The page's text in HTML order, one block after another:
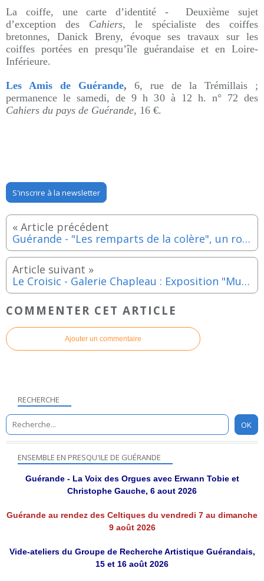
La coiffe, une carte d’identité - Deuxième sujet
d’exception des Cahiers, le spécialiste des coiffes
bretonnes, Danick Breny, évoque ses travaux sur les
coiffes portées en presqu’île guérandaise et en Loire-
Inférieure.
Les Amis de Guérande, 6, rue de la Trémillais ;
permanence le samedi, de 9 h 30 à 12 h. n° 72 des
Cahiers du pays de Guérande, 16 €.
S'inscrire à la newsletter
Guérande - "Les remparts de la colère", un roman de Bernard Glotin
Le Croisic - Galerie Chapleau : Exposition "Murmures" - 17 avril au 20 juin 2021
COMMENTER CET ARTICLE
Ajouter un commentaire
RECHERCHE
ENSEMBLE EN PRESQU'ILE DE GUÉRANDE
Guérande - La Voix des Orgues avec Erwann Tobie et
Christophe Gauche, 6 aout 2026
Guérande au rendez des Celtiques du vendredi 7 au dimanche
9 août 2026
Vide-ateliers du Groupe de Recherche Artistique Guérandais,
15 et 16 août 2026